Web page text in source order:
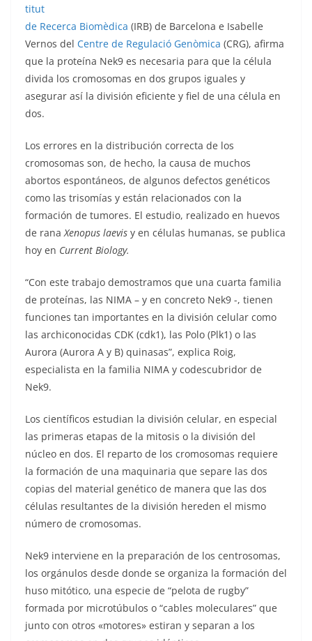
titut
de Recerca Biomèdica (IRB) de Barcelona e Isabelle
Vernos del Centre de Regulació Genòmica (CRG), afirma
que la proteína Nek9 es necesaria para que la célula
divida los cromosomas en dos grupos iguales y
asegurar así la división eficiente y fiel de una célula en
dos.
Los errores en la distribución correcta de los
cromosomas son, de hecho, la causa de muchos
abortos espontáneos, de algunos defectos genéticos
como las trisomías y están relacionados con la
formación de tumores. El estudio, realizado en huevos
de ranaXenopus laevis y en células humanas, se publica
hoy en Current Biology.
“Con este trabajo demostramos que una cuarta familia
de proteínas, las NIMA – y en concreto Nek9 -, tienen
funciones tan importantes en la división celular como
las archiconocidas CDK (cdk1), las Polo (Plk1) o las
Aurora (Aurora A y B) quinasas”, explica Roig,
especialista en la familia NIMA y codescubridor de
Nek9.
Los científicos estudian la división celular, en especial
las primeras etapas de la mitosis o la división del
núcleo en dos. El reparto de los cromosomas requiere
la formación de una maquinaria que separe las dos
copias del material genético de manera que las dos
células resultantes de la división hereden el mismo
número de cromosomas.
Nek9 interviene en la preparación de los centrosomas,
los orgánulos desde donde se organiza la formación del
huso mitótico, una especie de “pelota de rugby”
formada por microtúbulos o “cables moleculares” que
junto con otros «motores» estiran y separan a los